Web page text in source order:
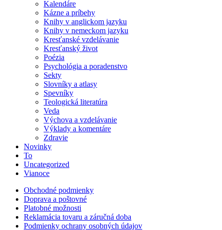
Kalendáre
Kázne a príbehy
Knihy v anglickom jazyku
Knihy v nemeckom jazyku
Kresťanské vzdelávanie
Kresťanský život
Poézia
Psychológia a poradenstvo
Sekty
Slovníky a atlasy
Spevníky
Teologická literatúra
Veda
Výchova a vzdelávanie
Výklady a komentáre
Zdravie
Novinky
To
Uncategorized
Vianoce
Obchodné podmienky
Doprava a poštovné
Platobné možnosti
Reklamácia tovaru a záručná doba
Podmienky ochrany osobných údajov